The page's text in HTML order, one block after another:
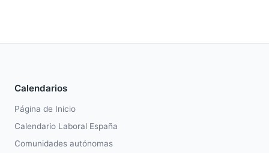
Calendarios
Página de Inicio
Calendario Laboral España
Comunidades autónomas